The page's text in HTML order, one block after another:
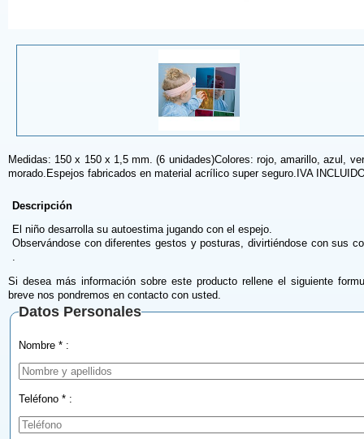
Medidas: 150 x 150 x 1,5 mm. (6 unidades)Colores: rojo, amarillo, azul,
morado.Espejos fabricados en material acrílico super seguro.IVA
Descripción
El niño desarrolla su autoestima jugando con el espejo.
Observándose con diferentes gestos y posturas, divirtiéndose con sus
.
Si desea más información sobre este producto rellene el siguiente
breve nos pondremos en contacto con usted.
Datos Personales
Nombre * :
Teléfono * :